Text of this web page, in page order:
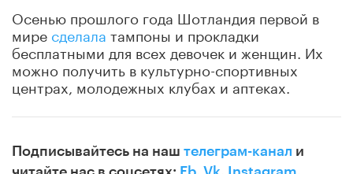
Осенью прошлого года Шотландия первой в
мире сделала тампоны и прокладки
бесплатными для всех девочек и женщин. Их
можно получить в культурно-спортивных
центрах, молодежных клубах и аптеках.
Подписывайтесь на наш телеграм-канал и